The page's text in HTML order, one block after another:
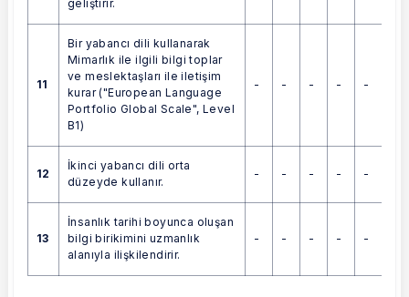
geliştirir.
11
Bir yabancı dili kullanarak
Mimarlık ile ilgili bilgi toplar
ve meslektaşları ile iletişim
kurar ("European Language
Portfolio Global Scale", Level
B1)
- - - - -
12
İkinci yabancı dili orta
düzeyde kullanır.
- - - - -
13
İnsanlık tarihi boyunca oluşan
bilgi birikimini uzmanlık
alanıyla ilişkilendirir.
- - - - -